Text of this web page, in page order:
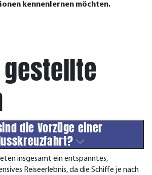
kennenlernen möchten.
die Vorzüge einer
insgesamt ein entspanntes,
Reiseerlebnis, da die Schiffe je nach